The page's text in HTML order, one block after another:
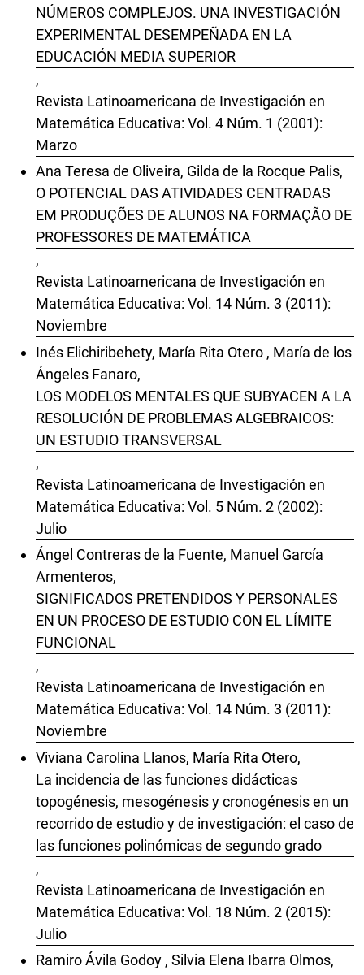
NÚMEROS COMPLEJOS. UNA INVESTIGACIÓN
EXPERIMENTAL DESEMPEÑADA EN LA
EDUCACIÓN MEDIA SUPERIOR
,
Revista Latinoamericana de Investigación en
Matemática Educativa: Vol. 4 Núm. 1 (2001):
Marzo
Ana Teresa de Oliveira, Gilda de la Rocque Palis,
O POTENCIAL DAS ATIVIDADES CENTRADAS
EM PRODUÇÕES DE ALUNOS NA FORMAÇÃO DE
PROFESSORES DE MATEMÁTICA
,
Revista Latinoamericana de Investigación en
Matemática Educativa: Vol. 14 Núm. 3 (2011):
Noviembre
Inés Elichiribehety, María Rita Otero , María de los
Ángeles Fanaro,
LOS MODELOS MENTALES QUE SUBYACEN A LA
RESOLUCIÓN DE PROBLEMAS ALGEBRAICOS:
UN ESTUDIO TRANSVERSAL
,
Revista Latinoamericana de Investigación en
Matemática Educativa: Vol. 5 Núm. 2 (2002):
Julio
Ángel Contreras de la Fuente, Manuel García
Armenteros,
SIGNIFICADOS PRETENDIDOS Y PERSONALES
EN UN PROCESO DE ESTUDIO CON EL LÍMITE
FUNCIONAL
,
Revista Latinoamericana de Investigación en
Matemática Educativa: Vol. 14 Núm. 3 (2011):
Noviembre
Viviana Carolina Llanos, María Rita Otero,
La incidencia de las funciones didácticas
topogénesis, mesogénesis y cronogénesis en un
recorrido de estudio y de investigación: el caso de
las funciones polinómicas de segundo grado
,
Revista Latinoamericana de Investigación en
Matemática Educativa: Vol. 18 Núm. 2 (2015):
Julio
Ramiro Ávila Godoy , Silvia Elena Ibarra Olmos,